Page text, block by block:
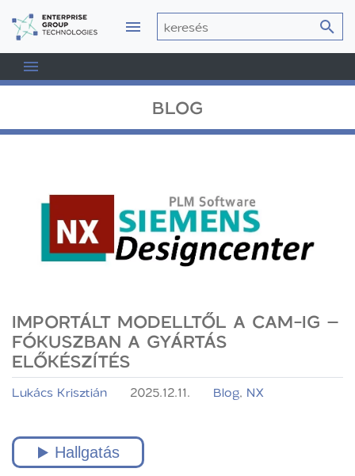
BLOG
IMPORTÁLT MODELLTŐL A CAM-IG –
FÓKUSZBAN A GYÁRTÁS
ELŐKÉSZÍTÉS
Lukács Krisztián 2025.12.11. Blog, NX